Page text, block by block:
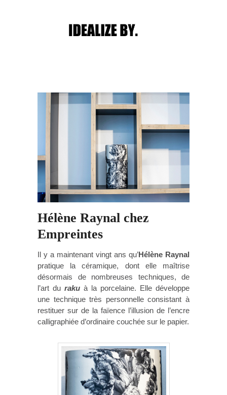
Post navigation
Hélène Raynal chez
Empreintes
Il y a maintenant vingt ans qu’Hélène Raynal
pratique la céramique, dont elle maîtrise
désormais de nombreuses techniques, de
l’art du raku à la porcelaine. Elle développe
une technique très personnelle consistant à
restituer sur de la faïence l’illusion de l’encre
calligraphiée d’ordinaire couchée sur le papier.